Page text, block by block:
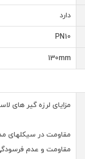
دارد
PN10
130mm
مزایای لرزه گیر های
مقاومت در سیکلهای
مقاومت و عدم